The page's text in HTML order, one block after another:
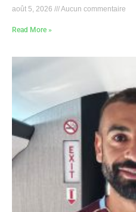
août 5, 2026 Aucun commentaire
Read More »